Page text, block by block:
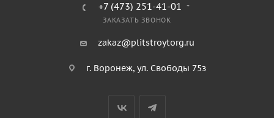
+7 (473) 251-41-01
ЗАКАЗАТЬ ЗВОНОК
zakaz@plitstroytorg.ru
г. Воронеж, ул. Свободы 75з